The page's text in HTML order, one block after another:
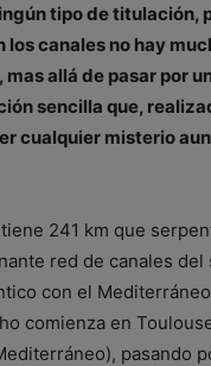
tipo de titulación,
los canales no hay
allá de pasar por
sencilla que,
cualquier misterio
241 km que
red de canales del
con el
comienza en
pasando